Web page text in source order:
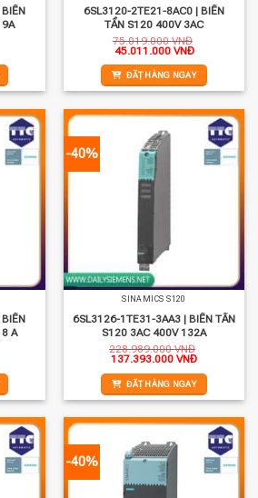
VNĐ.
6SL3120-2TE21-8AC0 | BIẾN
TẦN S120 400V 3AC
75.019.000VNĐ
Giá
là:
75.019.000 VNĐ.
45.011.000 VNĐGiá
tại
là:
45.011.000
ĐẶT HÀNG NGAY
A
VNĐ.
-40%
SINAMICS S120
6SL3126-1TE31-3AA3 | BIẾN TẦN
S120 3AC 400V 132A
228.989.000VNĐ
Giá
là:
228.989.000 VNĐ.
137.393.000 VNĐGiá
tại
ĐẶT HÀNG NGAY
-40%